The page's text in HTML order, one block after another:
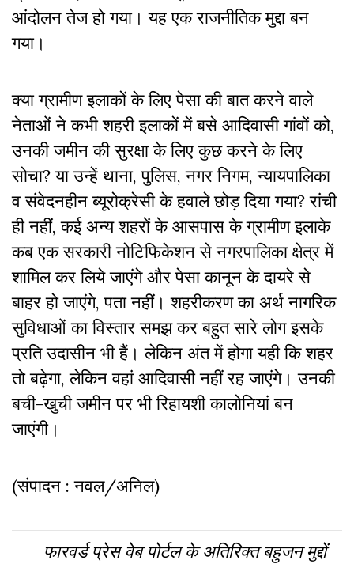
आंदोलन तेज हो गया। यह एक राजनीतिक मुद्दा बन
गया।
क्या ग्रामीण इलाकों के लिए पेसा की बात करने वाले
नेताओं ने कभी शहरी इलाकों में बसे आदिवासी गांवों को,
उनकी जमीन की सुरक्षा के लिए कुछ करने के लिए
सोचा? या उन्हें थाना, पुलिस, नगर निगम, न्यायपालिका
व संवेदनहीन ब्यूरोक्रेसी के हवाले छोड़ दिया गया? रांची
ही नहीं, कई अन्य शहरों के आसपास के ग्रामीण इलाके
कब एक सरकारी नोटिफिकेशन से नगरपालिका क्षेत्र में
शामिल कर लिये जाएंगे और पेसा कानून के दायरे से
बाहर हो जाएंगे, पता नहीं। शहरीकरण का अर्थ नागरिक
सुविधाओं का विस्तार समझ कर बहुत सारे लोग इसके
प्रति उदासीन भी हैं। लेकिन अंत में होगा यही कि शहर
तो बढ़ेगा, लेकिन वहां आदिवासी नहीं रह जाएंगे। उनकी
बची-खुची जमीन पर भी रिहायशी कालोनियां बन
जाएंगी।
(संपादन : नवल/अनिल)
फारवर्ड प्रेस वेब पोर्टल के अतिरिक्‍त बहुजन मुद्दों